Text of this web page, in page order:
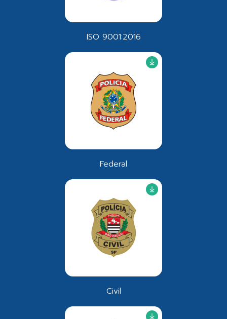
ISO 9001:2016
Federal
Civil